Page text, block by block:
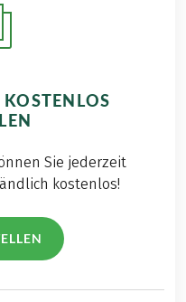
Sie jederzeit
kostenlos!